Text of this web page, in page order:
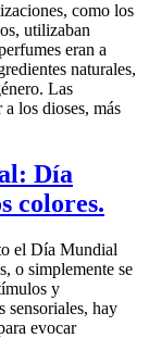
como los
utilizaban
eran a
naturales,
Las
los dioses, más
Día
colores.
el Día Mundial
o simplemente se
y
sensoriales, hay
evocar